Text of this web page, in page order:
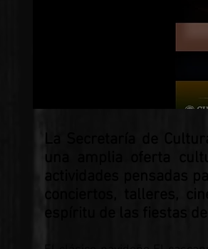
​La Secretaría de
una amplia oferta
actividades pensadas
conciertos, talleres,
espíritu de las fiestas